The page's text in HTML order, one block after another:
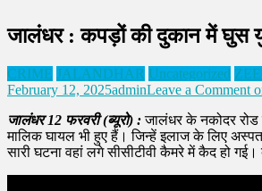
जालंधर : कपड़ों की दुकान में घुस
CRIME JALANDHAR Uncategorized
February 12, 2025adminLeave a Comment
जालंधर 12 फरवरी (ब्यूरो) : जालंधर के नकोदर रोड
मालिक घायल भी हुए हैं। जिन्हें इलाज के लिए
सारी घटना वहां लगे सीसीटीवी कैमरे में कैद हो